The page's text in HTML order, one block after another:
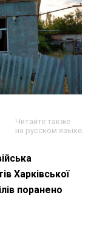
Читайте также
на русском языке
Харківської
поранено